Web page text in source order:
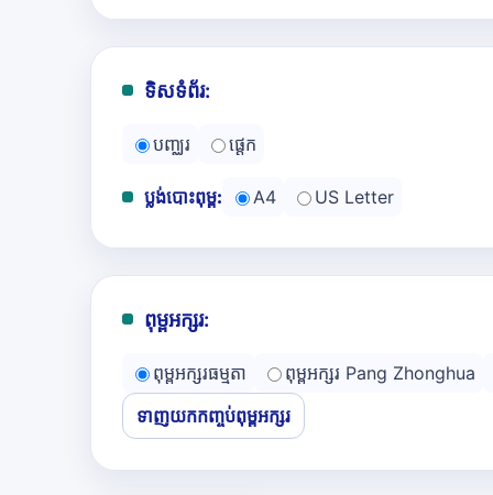
ទិសទំព័រ:
បញ្ឈរ ផ្ដេក
ប្លង់បោះពុម្ព: A4 US Letter
ពុម្ពអក្សរ:
ពុម្ពអក្សរធម្មតា
ពុម្ពអក្សរ Pang Zhonghua
ទាញយកកញ្ចប់ពុម្ពអក្សរ